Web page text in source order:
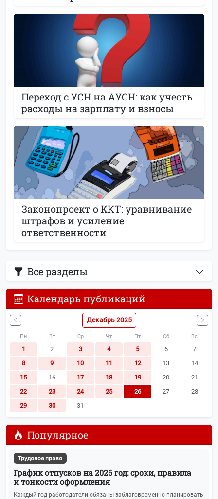
Все разделы
Календарь публикаций
Декабрь 2025
Пн Вт Ср Чт Пт Сб Вс
1 2 3 4 5 6
7
8
9 10 11 12 13
14
15
16 17 18 19 20
21
22
23 24 25 26 27
28
29
30 31
Популярное
Трудовое право
График отпусков на 2026 год: сроки, правила
и тонкости оформления
Каждый год работодатели обязаны заблаговременно планировать
Переход с УСН на АУСН: как учесть
расходы на зарплату и взносы
Законопроект о ККТ: уравнивание
штрафов и усиление
ответственности